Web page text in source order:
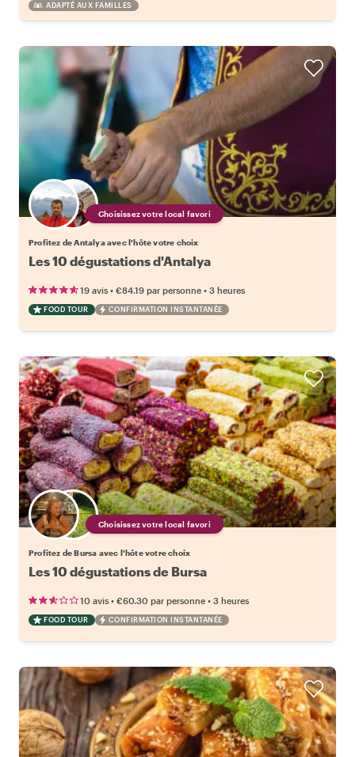
ADAPTÉ AUX FAMILLES
Choisissez votre local favori
Profitez de Antalya avec l'hôte votre choix
Les 10 dégustations d'Antalya
19 avis • €84.19 par personne • 3 heures
FOOD TOUR CONFIRMATION INSTANTANÉE
Choisissez votre local favori
Profitez de Bursa avec l'hôte votre choix
Les 10 dégustations de Bursa
10 avis • €60.30 par personne • 3 heures
FOOD TOUR CONFIRMATION INSTANTANÉE